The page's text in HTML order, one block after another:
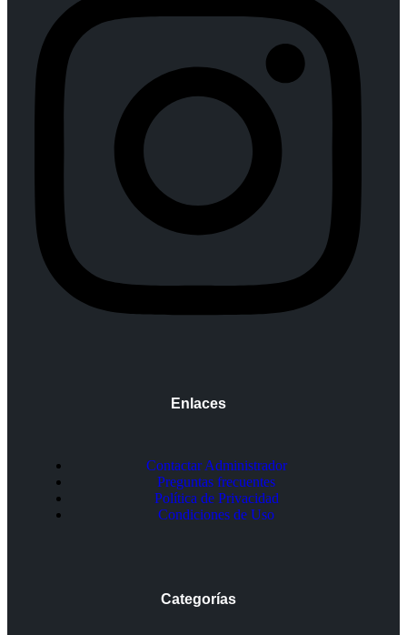
Enlaces
Contactar Administrador
Preguntas frecuentes
Política de Privacidad
Condiciones de Uso
Categorías